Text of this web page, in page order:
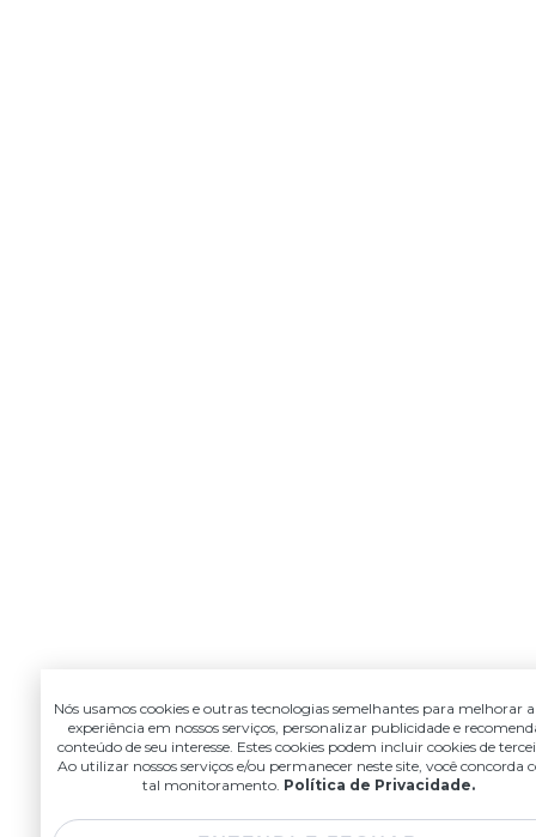
Nós usamos cookies e outras tecnologias semelhantes para melhorar
experiência em nossos serviços, personalizar publicidade e
conteúdo de seu interesse. Estes cookies podem incluir cookies de
Ao utilizar nossos serviços e/ou permanecer neste site, você concorda
tal monitoramento. Política de Privacidade.